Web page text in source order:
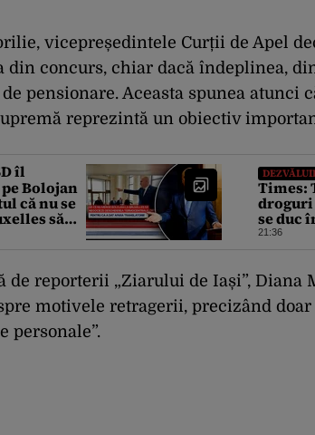
vicepreședintele Curții de Apel
din concurs, chiar dacă îndeplinea,
pensionare. Aceasta spunea atunci
reprezintă un obiectiv
îl
Bolojan
că nu se
să
dat afară
Times:
droguri
se duc
pentru a
21:36
de reporterii „Ziarului de Iași”, Diana
motivele retragerii, precizând
personale”.